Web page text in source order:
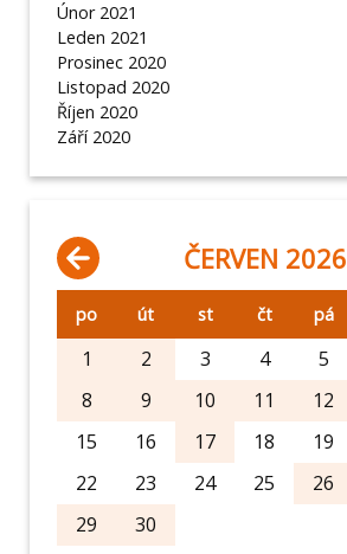
Únor 2021
Leden 2021
Prosinec 2020
Listopad 2020
Říjen 2020
Září 2020
ČERVEN 2026
po út st čt pá
1 2 3 4 5
8
9 10 11 12
15
16 17 18 19
22
23 24 25 26
29
30